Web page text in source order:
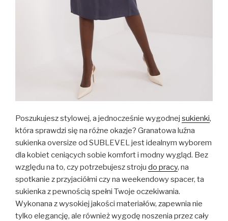
Poszukujesz stylowej, a jednocześnie wygodnej sukienki,
która sprawdzi się na różne okazje? Granatowa luźna
sukienka oversize od SUBLEVEL jest idealnym wyborem
dla kobiet ceniących sobie komfort i modny wygląd. Bez
względu na to, czy potrzebujesz stroju do pracy, na
spotkanie z przyjaciółmi czy na weekendowy spacer, ta
sukienka z pewnością spełni Twoje oczekiwania.
Wykonana z wysokiej jakości materiałów, zapewnia nie
tylko elegancję, ale również wygodę noszenia przez cały